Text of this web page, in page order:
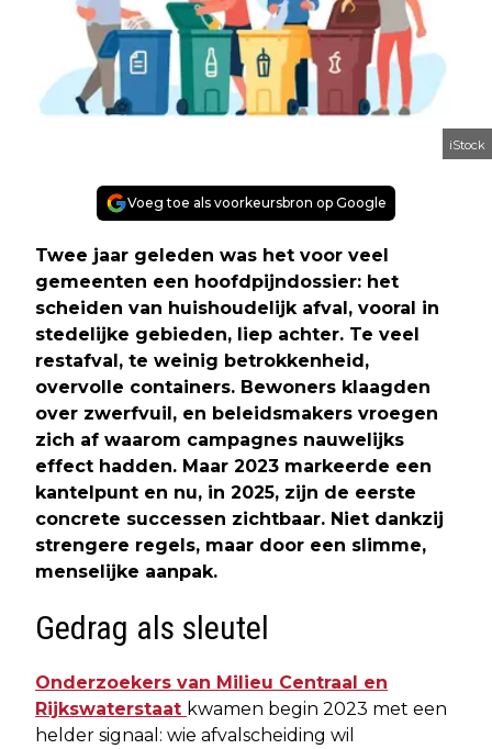
iStock
Voeg toe als voorkeursbron op Google
Twee jaar geleden was het voor veel
gemeenten een hoofdpijndossier: het
scheiden van huishoudelijk afval, vooral in
stedelijke gebieden, liep achter. Te veel
restafval, te weinig betrokkenheid,
overvolle containers. Bewoners klaagden
over zwerfvuil, en beleidsmakers vroegen
zich af waarom campagnes nauwelijks
effect hadden. Maar 2023 markeerde een
kantelpunt en nu, in 2025, zijn de eerste
concrete successen zichtbaar. Niet dankzij
strengere regels, maar door een slimme,
menselijke aanpak.
Gedrag als sleutel
Onderzoekers van Milieu Centraal en
Rijkswaterstaat kwamen begin 2023 met een
helder signaal: wie afvalscheiding wil